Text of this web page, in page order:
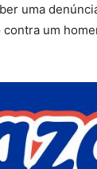
uma
um